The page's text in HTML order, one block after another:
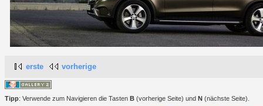
erste vorherige
Tipp: Verwende zum Navigieren die Tasten B (vorherige Seite) und N (nächste Seite).